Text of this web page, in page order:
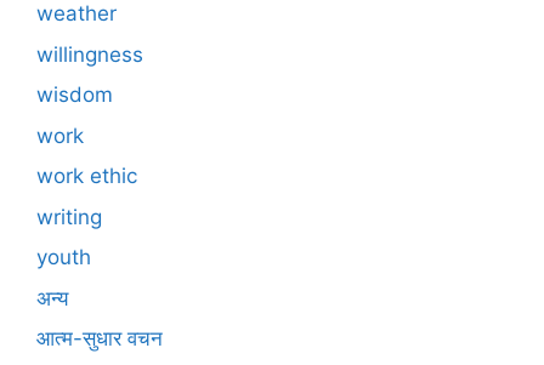
weather
willingness
wisdom
work
work ethic
writing
youth
अन्य
आत्म-सुधार वचन